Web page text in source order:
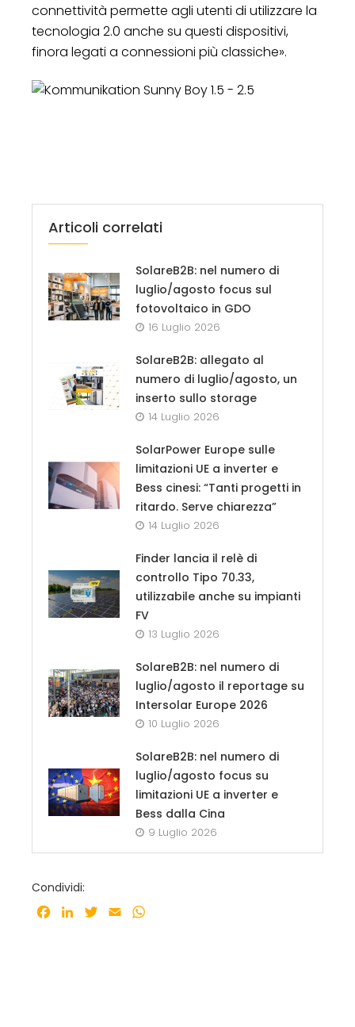
connettività permette agli utenti di utilizzare la
tecnologia 2.0 anche su questi dispositivi,
finora legati a connessioni più classiche».
Articoli correlati
SolareB2B: nel numero di
luglio/agosto focus sul
fotovoltaico in GDO
16 Luglio 2026
SolareB2B: allegato al
numero di luglio/agosto, un
inserto sullo storage
14 Luglio 2026
SolarPower Europe sulle
limitazioni UE a inverter e
Bess cinesi: “Tanti progetti in
ritardo. Serve chiarezza”
14 Luglio 2026
Finder lancia il relè di
controllo Tipo 70.33,
utilizzabile anche su impianti
FV
13 Luglio 2026
SolareB2B: nel numero di
luglio/agosto il reportage su
Intersolar Europe 2026
10 Luglio 2026
SolareB2B: nel numero di
luglio/agosto focus su
limitazioni UE a inverter e
Bess dalla Cina
9 Luglio 2026
Condividi:
Facebook
LinkedInTwitter
Email